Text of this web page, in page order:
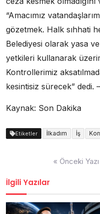
“Amacımız
gözetmek. Halk sıhhati
Belediyesi olarak yasa
yetkileri kullanarak
Kontrollerimiz
kesintisiz sürecek” dedi.
Kaynak: Son Dakika
Etiketler İlkadım İş
« Önceki Yazı
İlgili Yazılar